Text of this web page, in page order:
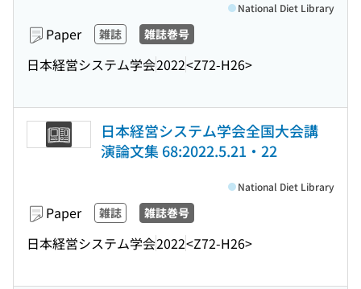
Paper 雑誌 雑誌巻号
日本経営システム学会2022<Z72-H26>
National Diet Library
日本経営システム学会全国大会講
演論文集 68:2022.5.21・22
Paper 雑誌 雑誌巻号
日本経営システム学会2022<Z72-H26>
National Diet Library